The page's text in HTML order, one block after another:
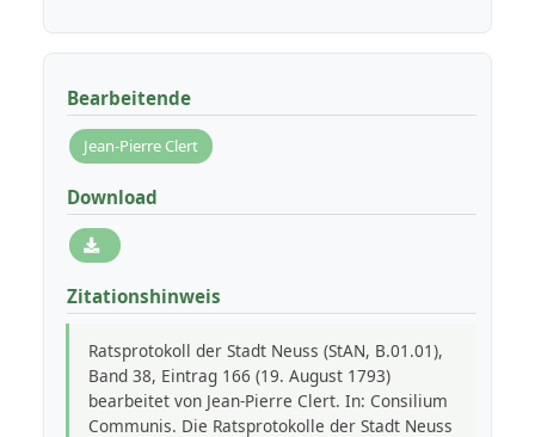
Bearbeitende
Jean-Pierre Clert
Download
Zitationshinweis
Ratsprotokoll der Stadt Neuss (StAN, B.01.01),
Band 38, Eintrag 166 (19. August 1793)
bearbeitet von Jean-Pierre Clert. In: Consilium
Communis. Die Ratsprotokolle der Stadt Neuss